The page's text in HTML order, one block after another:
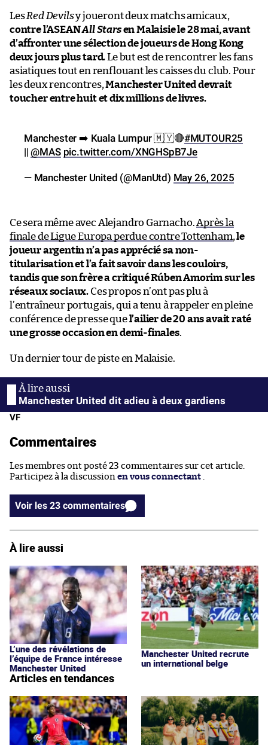
LesRed Devilsy joueront deux matchs amicaux,
contre l’ASEANAll Starsen Malaisie le 28 mai, avant
d’affronter une sélection de joueurs de Hong Kong
deux jours plus tard.Le but est de rencontrer les fans
asiatiques tout en renflouant les caisses du club. Pour
les deux rencontres,Manchester United devrait
toucher entre huit et dix millions de livres.
Manchester ➡️ Kuala Lumpur 🇲🇾🔴#MUTOUR25
||@MAS pic.twitter.com/XNGHSpB7Je
— Manchester United (@ManUtd) May 26, 2025
Ce sera même avec Alejandro Garnacho.Après la
finale de Ligue Europa perdue contre Tottenham,le
joueur argentin n’a pas apprécié sa non-
titularisation et l’a fait savoir dans les couloirs,
tandis que son frère a critiqué Rúben Amorim sur les
réseaux sociaux. Ces propos n’ont pas plu à
l’entraîneur portugais, qui a tenu à rappeler en pleine
conférence de presse quel’ailier de 20 ans avait raté
une grosse occasion en demi-finales.
Un dernier tour de piste en Malaisie.
Manchester United dit adieu à deux gardiens
VF
Commentaires
Les membres ont posté 23 commentaires sur cet article.
Participez à la discussion en vous connectant .
Voir les 23 commentaires
À lire aussi
L’une des révélations de
l’équipe de France intéresse
Manchester United
Manchester United recrute
un international belge
Articles en tendances